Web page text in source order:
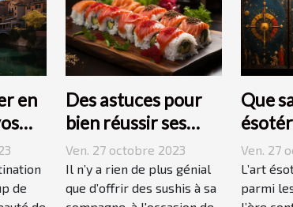
en
de
Des astuces pour
bien réussir ses
sushis !
Ven. 27 octobre 2023
Il n’y a rien de plus génial
que d’offrir des sushis à sa
Que
Ven. 27
L’art
parmi